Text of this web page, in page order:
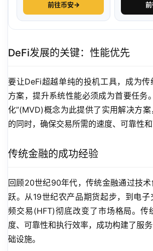
前往币安→
DeFi发展的关键：性能优先
要让DeFi超越单纯的投机工具，成为
方案，提升系统性能必须成为首要任务
化”(MVD)概念为此提供了实用解决方
的同时，确保交易所需的速度、可靠性和
传统金融的成功经验
回顾20世纪90年代，传统金融通过技
跃。从19世纪农产品期货起步，到电
频交易(HFT)彻底改变了市场格局。传
度、可靠性和执行效率，成功构建了服
础设施。